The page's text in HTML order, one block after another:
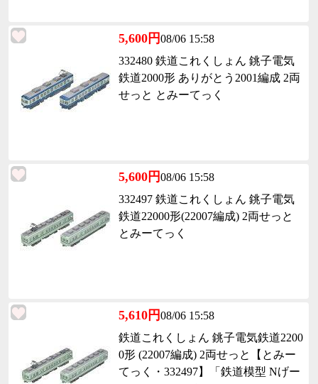
5,600円08/06 15:58
332480 鉄道これくしょん 銚子電気
鉄道2000形 ありがとう2001編成 2両
せっと とみーてっく
5,600円08/06 15:58
332497 鉄道これくしょん 銚子電気
鉄道22000形(22007編成) 2両せっと
とみーてっく
5,610円08/06 15:58
鉄道これくしょん 銚子電気鉄道2200
0形 (22007編成) 2両せっと【とみー
てっく・332497】「鉄道模型 Nげー